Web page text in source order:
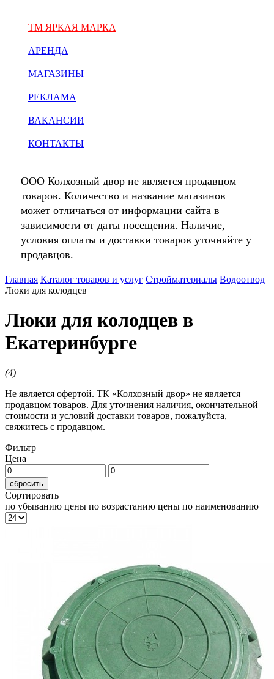
ТМ ЯРКАЯ МАРКА
АРЕНДА
МАГАЗИНЫ
РЕКЛАМА
ВАКАНСИИ
КОНТАКТЫ
ООО Колхозный двор не является продавцом
товаров. Количество и название магазинов
может отличаться от информации сайта в
зависимости от даты посещения. Наличие,
условия оплаты и доставки товаров уточняйте у
продавцов.
Главная Каталог товаров и услуг Стройматериалы Водоотвод
Люки для колодцев
Люки для колодцев в
Екатеринбурге
(4)
Не является офертой. ТК «Колхозный двор» не является
продавцом товаров. Для уточнения наличия, окончательной
стоимости и условий доставки товаров, пожалуйста,
свяжитесь с продавцом.
Фильтр
Цена
сбросить
Сортировать
по убыванию цены по возрастанию цены по наименованию